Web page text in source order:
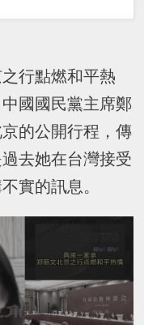
行點燃和平熱
國國民黨主席鄭
的公開行程，傳
去她在台灣接受
實的訊息。